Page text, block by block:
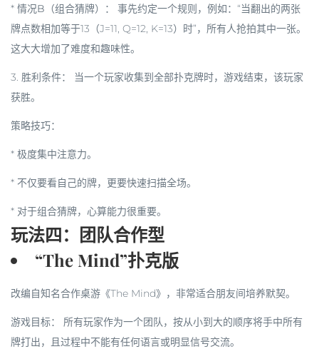
* 情况B（组合猜牌）：
事先约定一个规则，例如：“当翻出的两张
牌点数相加等于13（J=11, Q=12, K=13）时”，所有人抢拍其中一张。
这大大增加了难度和趣味性。
3. 胜利条件：
当一个玩家收集到全部扑克牌时，游戏结束，该玩家
获胜。
策略技巧：
* 极度集中注意力。
* 不仅要看自己的牌，更要快速扫描全场。
* 对于组合猜牌，心算能力很重要。
玩法四：团队合作型
“The Mind”扑克版
改编自知名合作桌游《The Mind》，非常适合朋友间培养默契。
游戏目标：
所有玩家作为一个团队，按从小到大的顺序将手中所有
牌打出，且过程中不能有任何语言或明显信号交流。